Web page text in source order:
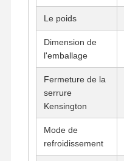
Le poids
Dimension de
l'emballage
Fermeture de la
serrure
Kensington
Mode de
refroidissement